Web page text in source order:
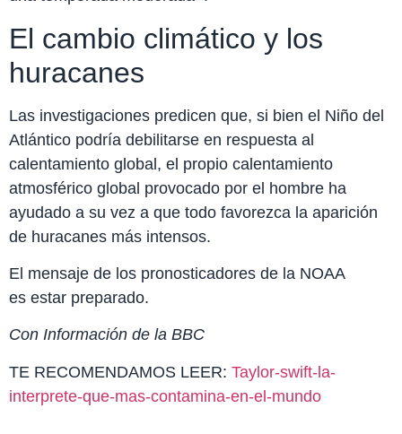
El cambio climático y los
huracanes
Las investigaciones predicen que, si bien el Niño del
Atlántico podría debilitarse en respuesta al
calentamiento global, el propio calentamiento
atmosférico global provocado por el hombre ha
ayudado a su vez a que todo favorezca la aparición
de huracanes más intensos.
El mensaje de los pronosticadores de la NOAA
es estar preparado.
Con Información de la BBC
TE RECOMENDAMOS LEER: Taylor-swift-la-
interprete-que-mas-contamina-en-el-mundo